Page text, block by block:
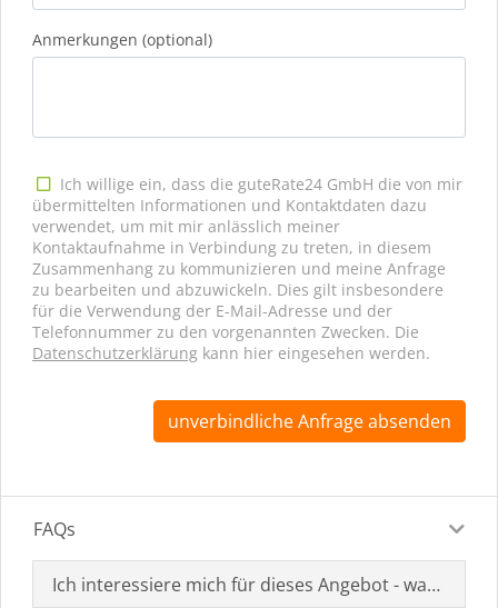
Anmerkungen (optional)
Ich willige ein, dass die guteRate24 GmbH die von mir
übermittelten Informationen und Kontaktdaten dazu
verwendet, um mit mir anlässlich meiner
Kontaktaufnahme in Verbindung zu treten, in diesem
Zusammenhang zu kommunizieren und meine Anfrage
zu bearbeiten und abzuwickeln. Dies gilt insbesondere
für die Verwendung der E-Mail-Adresse und der
Telefonnummer zu den vorgenannten Zwecken. Die
Datenschutzerklärung kann hier eingesehen werden.
unverbindliche Anfrage absenden
FAQs
Ich interessiere mich für dieses Angebot - was muss